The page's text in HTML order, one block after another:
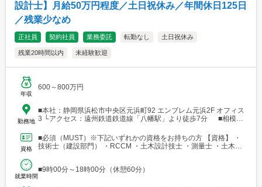
設計士】月給50万円程度／土日祝休み／年間休日125日
／残業少なめ
正社員 契約社員 業務委託 転勤なし 土日祝休み
残業20時間以内 未経験歓迎
年収
600～800万円
勤務地
■本社：静岡県浜松市中央区元浜町92 エンブレム元浜2F オフィス
3 └アクセス：遠州鉄道鉄道線「八幡駅」より徒歩7分 ■相模原
「橋本駅」よりバス25分
資格
■必須（MUST）※下記いずれかの資格をお持ちの方 【資格】 ・
技術士（建設部門） ・RCCM ・土木設計技士 ・測量士 ・土木施
就業時間
■9時00分～18時00分（休憩60分）